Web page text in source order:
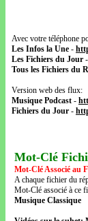
Avec votre téléphone
Les Infos la Une -
Les Fichiers du Jour -
Tous les Fichiers du
Version web des flux:
Musique Podcast -
Fichiers du Jour -
Mot-Clé
Mot-Clé Associé au
A chaque fichier du
Mot-Clé associé à ce
Musique Classique